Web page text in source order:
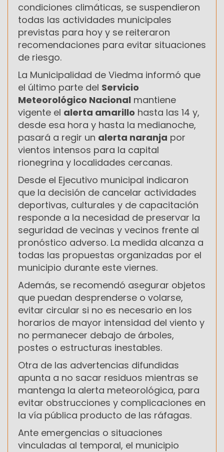
condiciones climáticas, se suspendieron
todas las actividades municipales
previstas para hoy y se reiteraron
recomendaciones para evitar situaciones
de riesgo.
La Municipalidad de Viedma informó que
el último parte del Servicio
Meteorológico Nacional mantiene
vigente el alerta amarillo hasta las 14 y,
desde esa hora y hasta la medianoche,
pasará a regir un alerta naranja por
vientos intensos para la capital
rionegrina y localidades cercanas.
Desde el Ejecutivo municipal indicaron
que la decisión de cancelar actividades
deportivas, culturales y de capacitación
responde a la necesidad de preservar la
seguridad de vecinas y vecinos frente al
pronóstico adverso. La medida alcanza a
todas las propuestas organizadas por el
municipio durante este viernes.
Además, se recomendó asegurar objetos
que puedan desprenderse o volarse,
evitar circular si no es necesario en los
horarios de mayor intensidad del viento y
no permanecer debajo de árboles,
postes o estructuras inestables.
Otra de las advertencias difundidas
apunta a no sacar residuos mientras se
mantenga la alerta meteorológica, para
evitar obstrucciones y complicaciones en
la vía pública producto de las ráfagas.
Ante emergencias o situaciones
vinculadas al temporal, el municipio